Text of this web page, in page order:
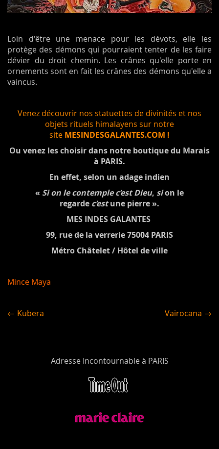
Loin d'être une menace pour les dévots, elle les
protège des démons qui pourraient tenter de les faire
dévier du droit chemin. Les crânes qu'elle porte en
ornements sont en fait les crânes des démons qu'elle a
vaincus.
Venez découvrir nos statuettes de divinités et nos
objets rituels himalayens sur notre
site MESINDESGALANTES.COM !
Ou venez les choisir dans notre boutique du Marais
à PARIS.
En effet, selon un adage indien
« Si on le contemple c’est Dieu, sion le
regarde c’estune pierre ».
MES INDES GALANTES
99, rue de la verrerie 75004 PARIS
Métro Châtelet / Hôtel de ville
Mince Maya
← Kubera Vairocana →
Adresse Incontournable à PARIS